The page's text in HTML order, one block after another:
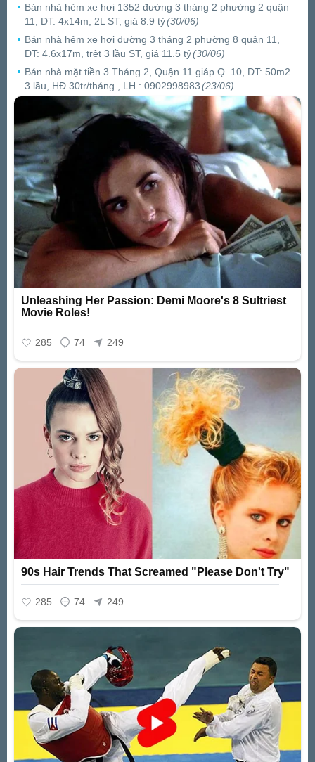
Bán nhà hẻm xe hơi 1352 đường 3 tháng 2 phường 2 quận
11, DT: 4x14m, 2L ST, giá 8.9 tỷ(30/06)
Bán nhà hẻm xe hơi đường 3 tháng 2 phường 8 quận 11,
DT: 4.6x17m, trệt 3 lầu ST, giá 11.5 tỷ(30/06)
Bán nhà mặt tiền 3 Tháng 2, Quận 11 giáp Q. 10, DT: 50m2
3 lầu, HĐ 30tr/tháng , LH : 0902998983(23/06)